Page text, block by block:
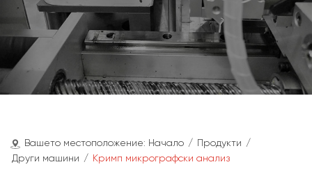
Вашето местоположение: Начало / Продукти /
Други машини / Кримп микрографски анализ